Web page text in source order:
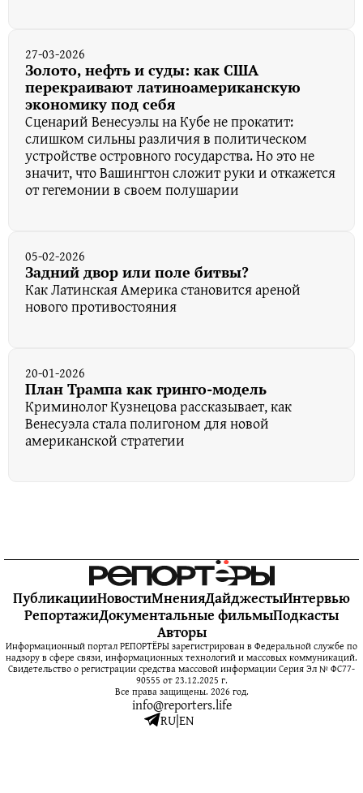
27-03-2026
Золото, нефть и суды: как США
перекраивают латиноамериканскую
экономику под себя
Сценарий Венесуэлы на Кубе не прокатит:
слишком сильны различия в политическом
устройстве островного государства. Но это не
значит, что Вашингтон сложит руки и откажется
от гегемонии в своем полушарии
05-02-2026
Задний двор или поле битвы?
Как Латинская Америка становится ареной
нового противостояния
20-01-2026
План Трампа как гринго-модель
Криминолог Кузнецова рассказывает, как
Венесуэла стала полигоном для новой
американской стратегии
ПубликацииНовостиМненияДайджестыИнтервью
РепортажиДокументальные фильмыПодкасты
Авторы
Информационный портал РЕПОРТЁРЫ зарегистрирован в Федеральной службе по
надзору в сфере связи, информационных технологий и массовых коммуникаций.
Свидетельство о регистрации средства массовой информации Серия Эл № ФС77-
90555 от 23.12.2025 г.
Все права защищены. 2026 год.
info@reporters.life
RU|EN